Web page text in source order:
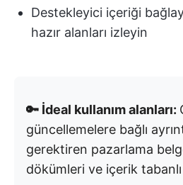
Destekleyici içeriği
hazır alanları izleyin
🔑 İdeal kullanım alanları:
güncellemelere bağlı
gerektiren pazarlama
dökümleri ve içerik